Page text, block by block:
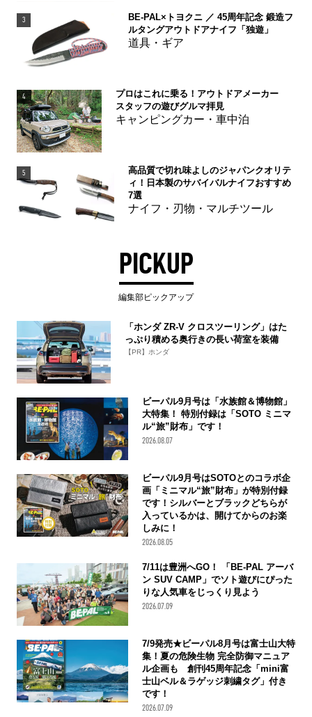
3
BE-PAL×トヨクニ ／ 45周年記念 鍛造フ
ルタングアウトドアナイフ「独遊」
道具・ギア
4
プロはこれに乗る！アウトドアメーカー
スタッフの遊びグルマ拝見
キャンピングカー・車中泊
5
高品質で切れ味よしのジャパンクオリテ
ィ！日本製のサバイバルナイフおすすめ
7選
ナイフ・刃物・マルチツール
PICKUP
編集部ピックアップ
「ホンダ ZR-V クロスツーリング」はた
っぷり積める奥行きの長い荷室を装備
【PR】ホンダ
ビーパル9月号は「水族館＆博物館」
大特集！ 特別付録は「SOTO ミニマ
ル“旅”財布」です！
2026.08.07
ビーパル9月号はSOTOとのコラボ企
画「ミニマル“旅”財布」が特別付録
です！シルバーとブラックどちらが
入っているかは、開けてからのお楽
しみに！
2026.08.05
7/11は豊洲へGO！ 「BE-PAL アーバ
ン SUV CAMP」でソト遊びにぴった
りな人気車をじっくり見よう
2026.07.09
7/9発売★ビーパル8月号は富士山大特
集！夏の危険生物 完全防御マニュア
ル企画も 創刊45周年記念「mini富
士山ベル＆ラゲッジ刺繍タグ」付き
です！
2026.07.09